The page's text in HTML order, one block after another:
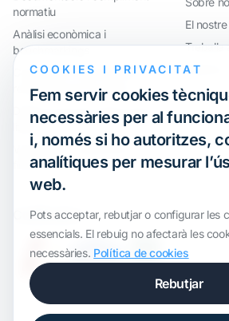
normatiu
Anàlisi econòmica i
benchmarkings
Compliment internacional i
reorganització de grups
Defensa davant inspeccions i
litigis
Valoracions i operacions
financeres
El
Treballa
Webinar
Certification
COOKIES I PRIVACITAT
Fem servir cookies
necessàries per al
i, només si ho autoritzes,
analítiques per mesurar
web.
Pots acceptar, rebutjar o configurar les
essencials. El rebuig no afectarà les
necessàries. Política de cookies
Rebutjar